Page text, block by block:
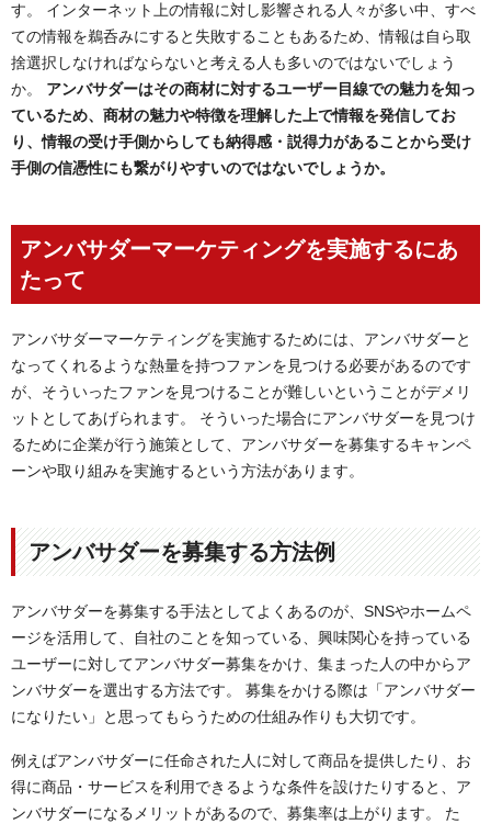
す。 インターネット上の情報に対し影響される人々が多い中、すべ
ての情報を鵜呑みにすると失敗することもあるため、情報は自ら取
捨選択しなければならないと考える人も多いのではないでしょう
か。 アンバサダーはその商材に対するユーザー目線での魅力を知っ
ているため、商材の魅力や特徴を理解した上で情報を発信してお
り、情報の受け手側からしても納得感・説得力があることから受け
手側の信憑性にも繋がりやすいのではないでしょうか。
アンバサダーマーケティングを実施するにあ
たって
アンバサダーマーケティングを実施するためには、アンバサダーと
なってくれるような熱量を持つファンを見つける必要があるのです
が、そういったファンを見つけることが難しいということがデメリ
ットとしてあげられます。 そういった場合にアンバサダーを見つけ
るために企業が行う施策として、アンバサダーを募集するキャンペ
ーンや取り組みを実施するという方法があります。
アンバサダーを募集する方法例
アンバサダーを募集する手法としてよくあるのが、SNSやホームペ
ージを活用して、自社のことを知っている、興味関心を持っている
ユーザーに対してアンバサダー募集をかけ、集まった人の中からア
ンバサダーを選出する方法です。 募集をかける際は「アンバサダー
になりたい」と思ってもらうための仕組み作りも大切です。
例えばアンバサダーに任命された人に対して商品を提供したり、お
得に商品・サービスを利用できるような条件を設けたりすると、ア
ンバサダーになるメリットがあるので、募集率は上がります。 た